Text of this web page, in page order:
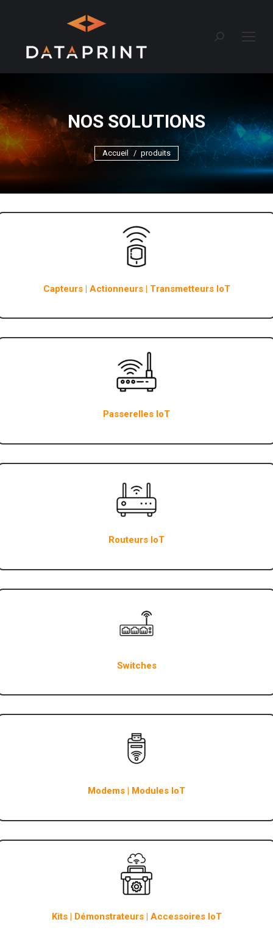
Recherche
NOS SOLUTIONS
Vous êtes ici :
Accueil produits
Capteurs | Actionneurs | Transmetteurs IoT
Passerelles IoT
Routeurs IoT
Switches
Modems | Modules IoT
Kits | Démonstrateurs | Accessoires IoT